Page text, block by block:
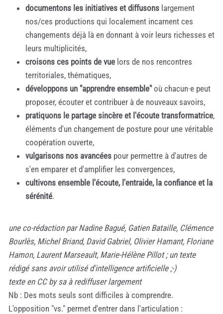
documentons les initiatives et diffusons largement
nos/ces productions qui localement incarnent ces
changements déjà là en donnant à voir leurs richesses et
leurs multiplicités,
croisons ces points de vue lors de nos rencontres
territoriales, thématiques,
développons un "apprendre ensemble"où chacun·e peut
proposer, écouter et contribuer à de nouveaux savoirs,
pratiquons le partage sincère et l'écoute transformatrice,
éléments d'un changement de posture pour une véritable
coopération ouverte,
vulgarisons nos avancées pour permettre à d'autres de
s'en emparer et d'amplifier les convergences,
cultivons ensemble l'écoute, l'entraide, la confiance et la
sérénité.
une co-rédaction par Nadine Bagué, Gatien Bataille, Clémence
Bourlès, Michel Briand, David Gabriel, Olivier Hamant, Floriane
Hamon, Laurent Marseault, Marie-Hélène Pillot ; un texte
rédigé sans avoir utilisé d'intelligence artificielle ;-)
texte en CC by sa à rediffuser largement
Nb : Des mots seuls sont difficiles à comprendre.
L'opposition "vs." permet d'entrer dans l'articulation :